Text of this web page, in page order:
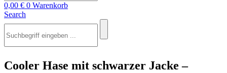
0,00 € 0 Warenkorb
Search
Cooler Hase mit schwarzer Jacke –